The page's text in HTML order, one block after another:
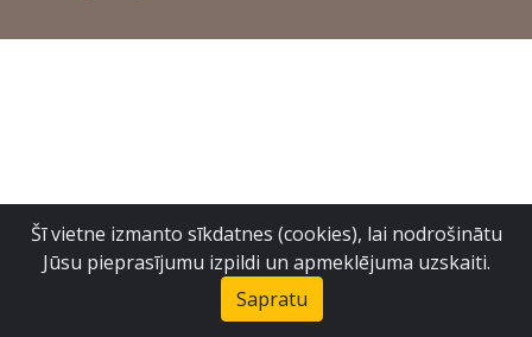
Šī vietne izmanto sīkdatnes (cookies), lai nodrošinātu
Jūsu pieprasījumu izpildi un apmeklējuma uzskaiti.
Sapratu